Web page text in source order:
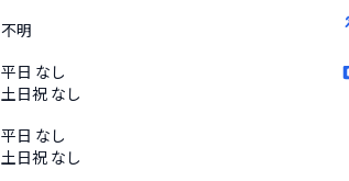
不明
平日 なし
土日祝 なし
平日 なし
土日祝 なし